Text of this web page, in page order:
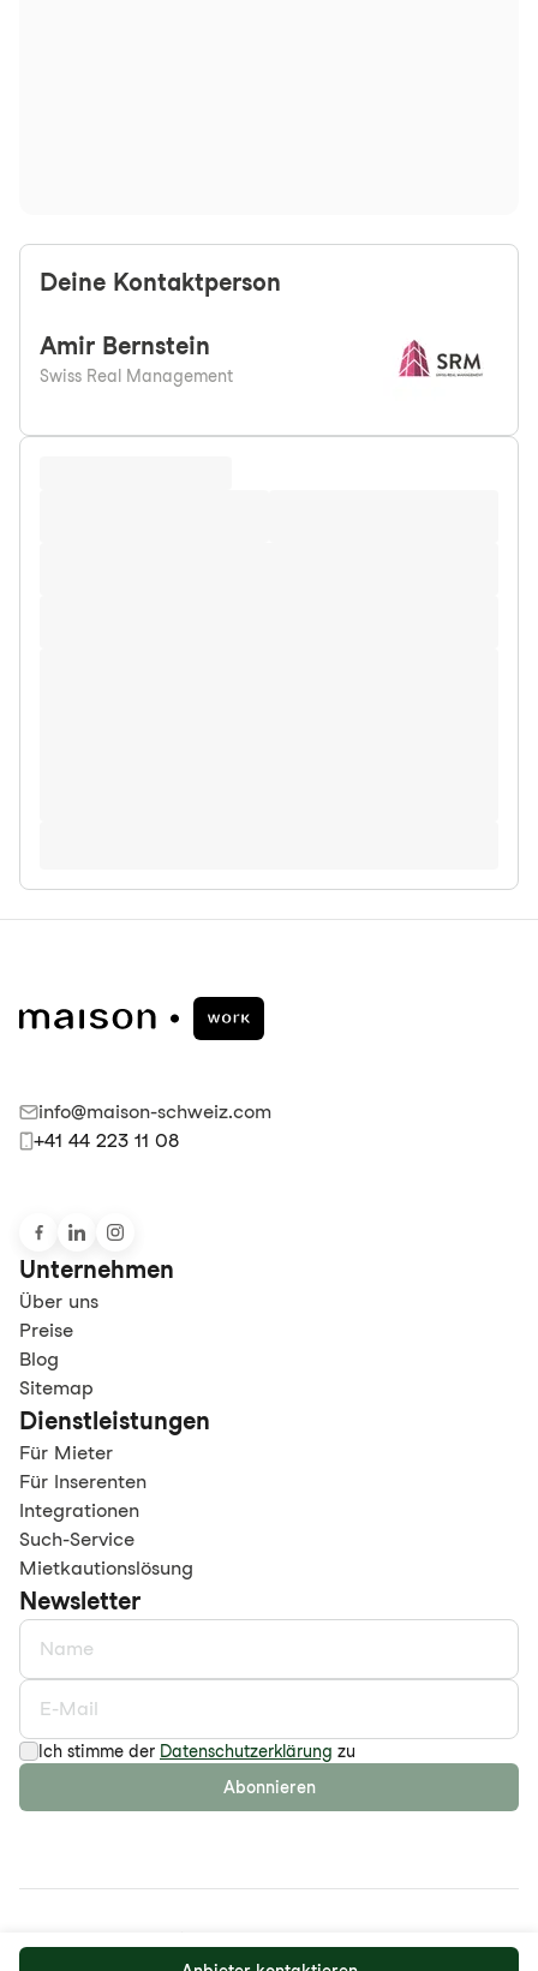
Deine Kontaktperson
Amir Bernstein
Swiss Real Management
info@maison-schweiz.com
+41 44 223 11 08
Unternehmen
Über uns
Preise
Blog
Sitemap
Dienstleistungen
Für Mieter
Für Inserenten
Integrationen
Such-Service
Mietkautionslösung
Newsletter
Ich stimme der Datenschutzerklärung zu
Abonnieren